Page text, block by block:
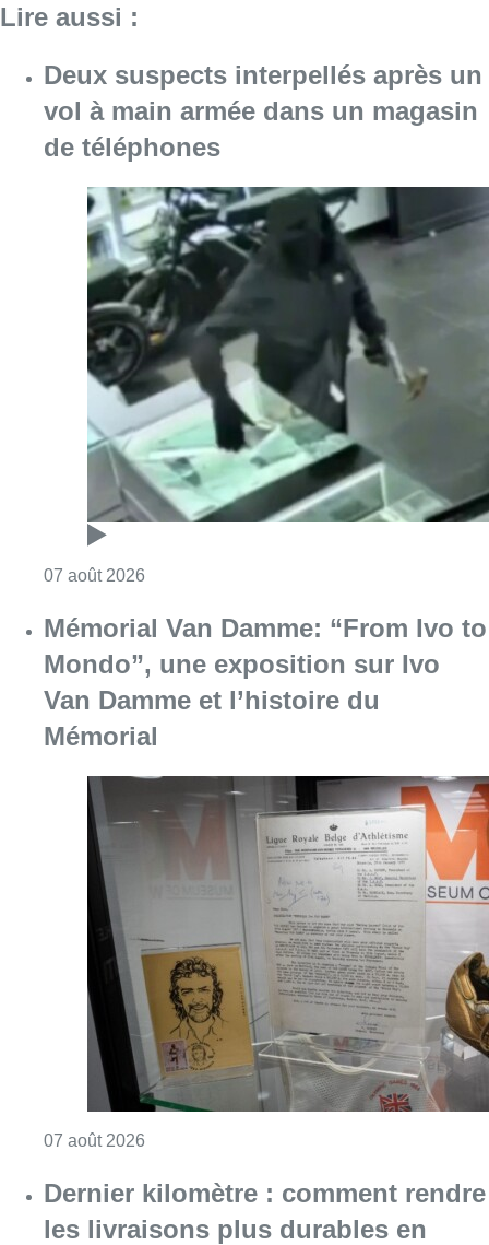
Lire aussi :
Deux suspects interpellés après un
vol à main armée dans un magasin
de téléphones
07 août 2026
Mémorial Van Damme: “From Ivo to
Mondo”, une exposition sur Ivo
Van Damme et l’histoire du
Mémorial
07 août 2026
Dernier kilomètre : comment rendre
les livraisons plus durables en